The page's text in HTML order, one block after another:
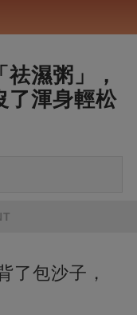
濕粥」，
了渾身輕松
了包沙子，